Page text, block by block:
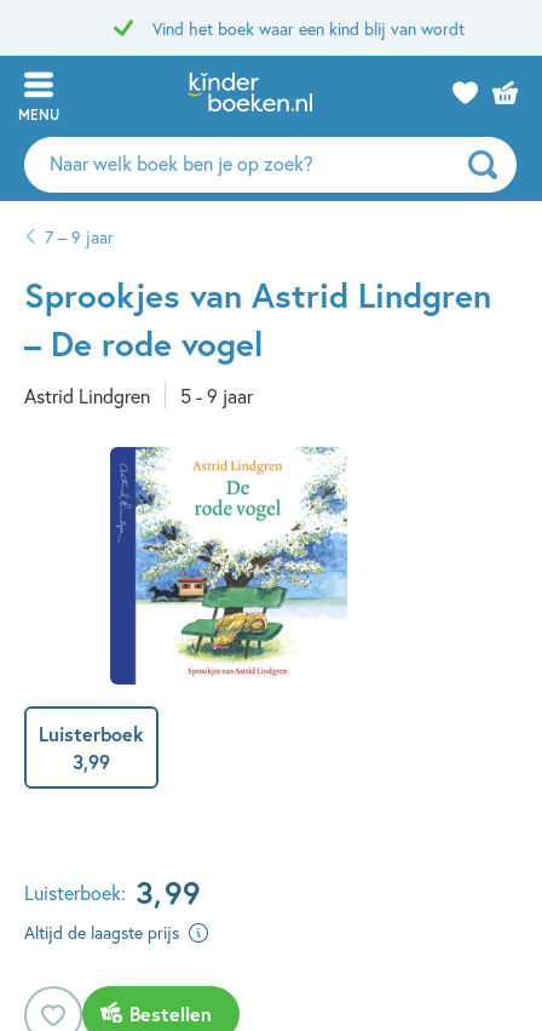
Vind het boek waar een kind blij van wordt
MENU
Zoeken
naar
auteurs
uitgevers
7 – 9 jaar
Sprookjes van Astrid Lindgren
– De rode vogel
Astrid Lindgren 5 - 9 jaar
Luisterboek
3,99
Luisterboek: 3,99
Altijd de laagste prijs
Bestellen